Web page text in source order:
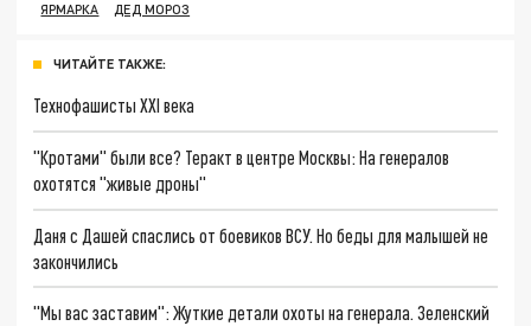
ЯРМАРКА
ДЕД МОРОЗ
ЧИТАЙТЕ ТАКЖЕ:
Технофашисты XXI века
"Кротами" были все? Теракт в центре Москвы: На генералов
охотятся "живые дроны"
Даня с Дашей спаслись от боевиков ВСУ. Но беды для малышей не
закончились
"Мы вас заставим": Жуткие детали охоты на генерала. Зеленский